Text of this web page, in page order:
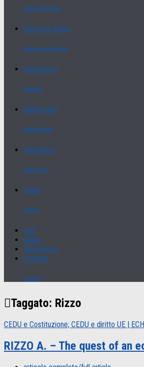
Research Group
Articoli e Saggi
Articles and Essays
Recensioni
Reviews
Bibliografia
Bibliography
Normativa
Legislation
Eventi
Events
Link
News
Newsletter
Contatti
Contact
Taggato: Rizzo
CEDU e Costituzione; CEDU e diritto UE |
RIZZO A. – The quest of an